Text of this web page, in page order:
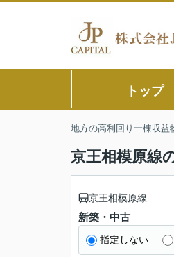
トップ
地方の高利回り一棟収益
京王相模原線
京王相模原線
新築・中古
指定しない